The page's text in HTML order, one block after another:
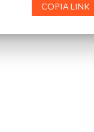
COPIA LINK